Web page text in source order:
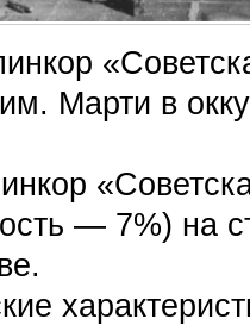
Марти в
— 7%) на